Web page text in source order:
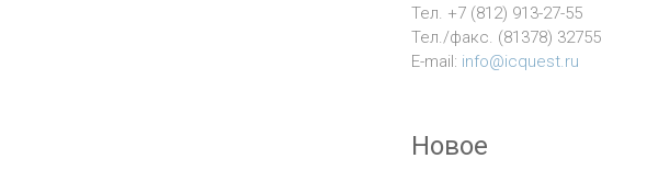
Тел. +7 (812) 913-27-55
Тел./факс. (81378) 32755
E-mail: info@icquest.ru
Новое